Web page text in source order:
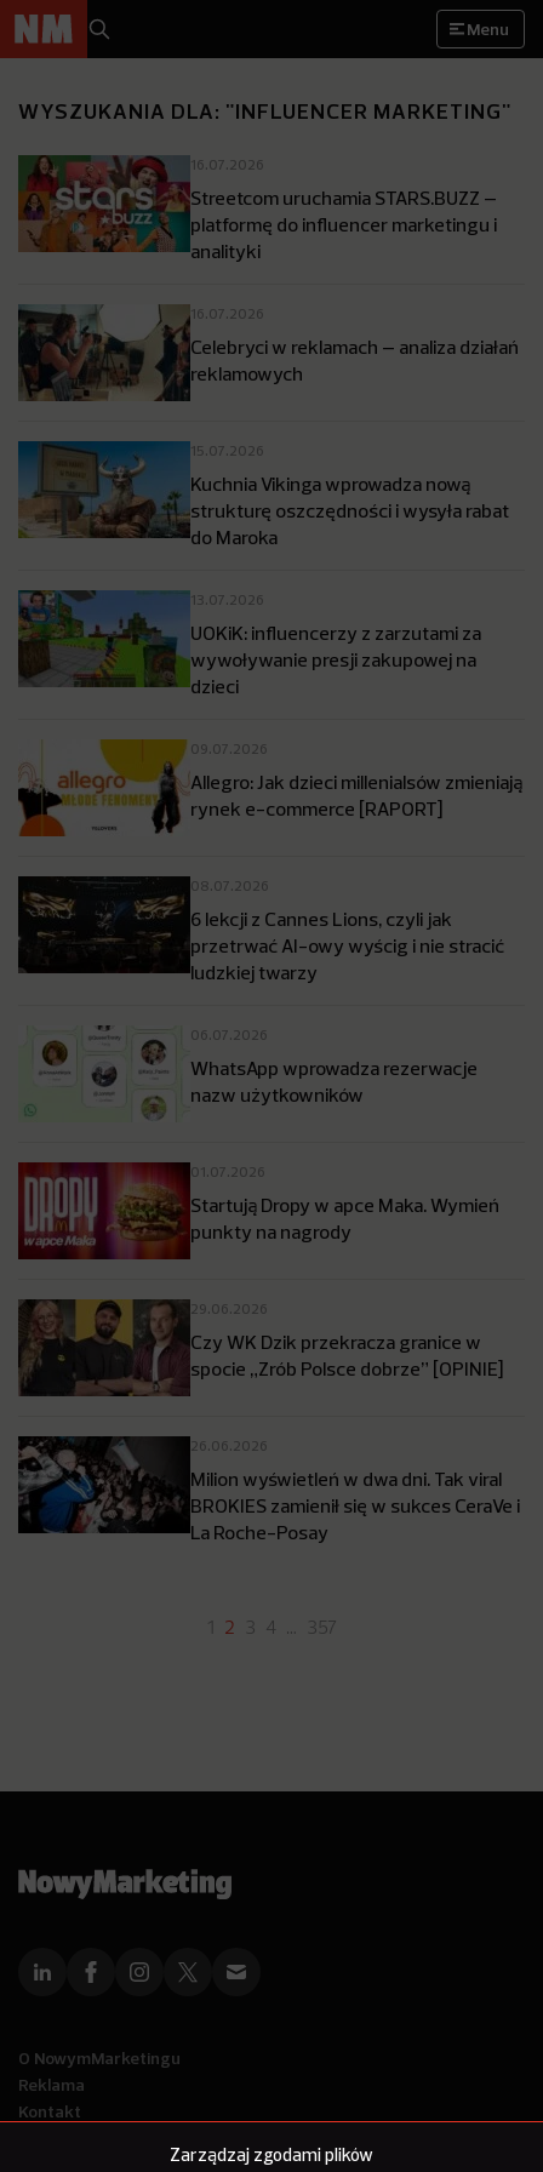
Zarządzaj zgodami plików
Menu
WYSZUKANIA DLA: "INFLUENCER MARKETING"
16.07.2026
Streetcom uruchamia STARS.BUZZ –
platformę do influencer marketingu i
analityki
16.07.2026
Celebryci w reklamach – analiza działań
reklamowych
15.07.2026
Kuchnia Vikinga wprowadza nową
strukturę oszczędności i wysyła rabat
do Maroka
13.07.2026
UOKiK: influencerzy z zarzutami za
wywoływanie presji zakupowej na
dzieci
09.07.2026
Allegro: Jak dzieci millenialsów zmieniają
rynek e-commerce [RAPORT]
08.07.2026
6 lekcji z Cannes Lions, czyli jak
przetrwać AI-owy wyścig i nie stracić
ludzkiej twarzy
06.07.2026
WhatsApp wprowadza rezerwacje
nazw użytkowników
01.07.2026
Startują Dropy w apce Maka. Wymień
punkty na nagrody
29.06.2026
Czy WK Dzik przekracza granice w
spocie „Zrób Polsce dobrze” [OPINIE]
26.06.2026
Milion wyświetleń w dwa dni. Tak viral
BROKIES zamienił się w sukces CeraVe i
La Roche-Posay
2 3 4 … 357
O NowymMarketingu
Reklama
Kontakt